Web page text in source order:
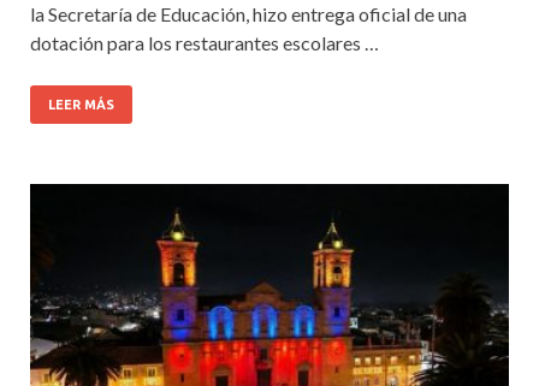
la Secretaría de Educación, hizo entrega oficial de una
dotación para los restaurantes escolares …
LEER MÁS